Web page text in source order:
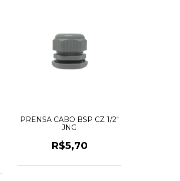
PRENSA CABO BSP CZ 1/2"
JNG
R$5,70